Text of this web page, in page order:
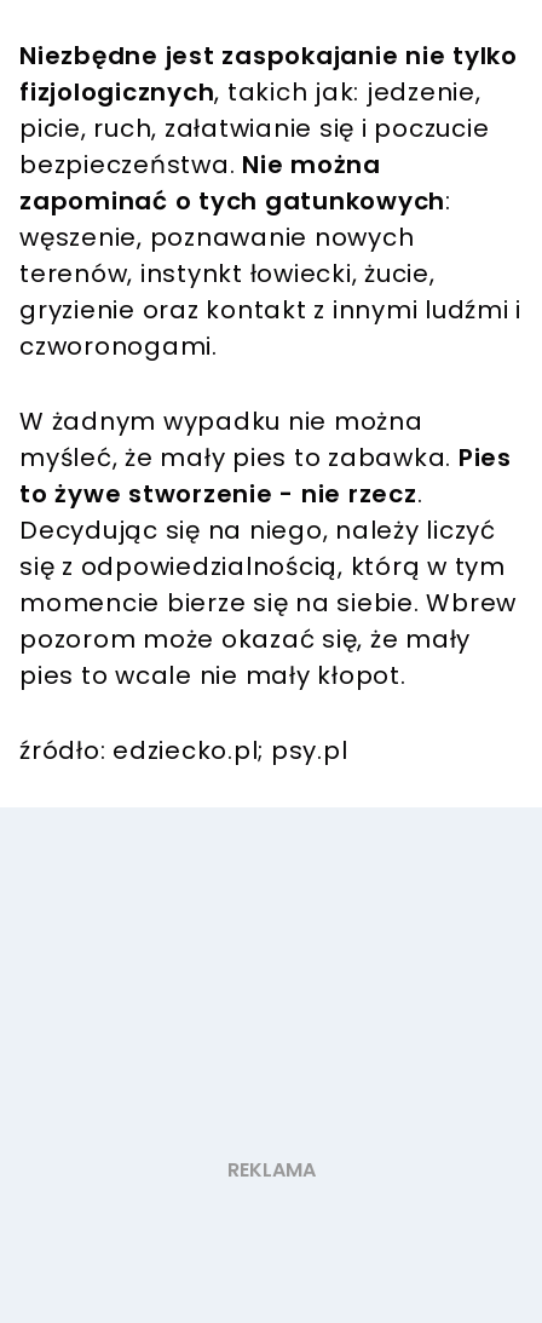
Niezbędne jest zaspokajanie nie tylko
fizjologicznych, takich jak: jedzenie,
picie, ruch, załatwianie się i poczucie
bezpieczeństwa. Nie można
zapominać o tych gatunkowych:
węszenie, poznawanie nowych
terenów, instynkt łowiecki, żucie,
gryzienie oraz kontakt z innymi ludźmi i
czworonogami.
W żadnym wypadku nie można
myśleć, że mały pies to zabawka. Pies
to żywe stworzenie - nie rzecz.
Decydując się na niego, należy liczyć
się z odpowiedzialnością, którą w tym
momencie bierze się na siebie. Wbrew
pozorom może okazać się, że mały
pies to wcale nie mały kłopot.
źródło: edziecko.pl; psy.pl